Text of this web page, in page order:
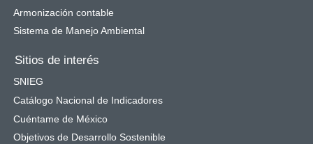
Armonización contable
Sistema de Manejo Ambiental
Sitios de interés
SNIEG
Catálogo Nacional de Indicadores
Cuéntame de México
Objetivos de Desarrollo Sostenible